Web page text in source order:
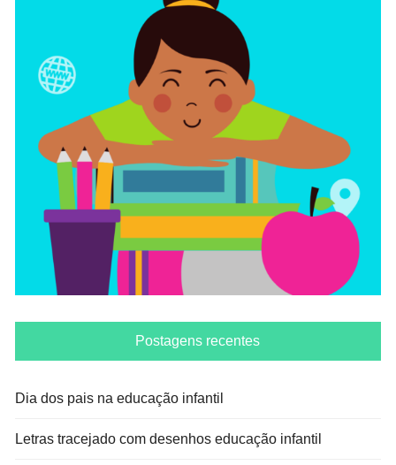
Postagens recentes
Dia dos pais na educação infantil
Letras tracejado com desenhos educação infantil